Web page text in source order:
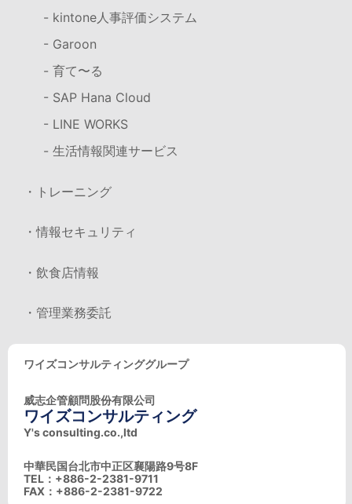
- kintone人事評価システム
- Garoon
- 育て〜る
- SAP Hana Cloud
- LINE WORKS
- 生活情報関連サービス
・トレーニング
・情報セキュリティ
・飲食店情報
・管理業務委託
ワイズコンサルティンググループ
威志企管顧問股份有限公司
ワイズコンサルティング
Y's consulting.co.,ltd
中華民国台北市中正区襄陽路9号8F
TEL：+886-2-2381-9711
FAX：+886-2-2381-9722